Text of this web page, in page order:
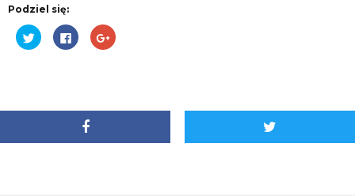
Podziel się:
Udostępnij
na
Twitterze(Otwiera
Kliknij,
aby
udostępnić
oknie)
Kliknij,
aby
nowym